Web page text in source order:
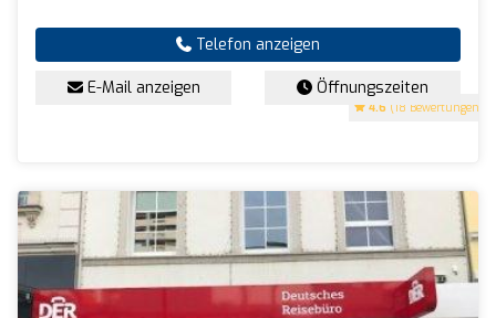
4.6 (18 Bewertungen)
Telefon anzeigen
E-Mail anzeigen Öffnungszeiten